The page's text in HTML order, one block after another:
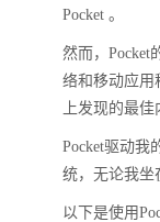
Pocket 。
然而，Pocket
络和移动应用
上发现的最
Pocket驱动我
统，无论我坐
以下是使用